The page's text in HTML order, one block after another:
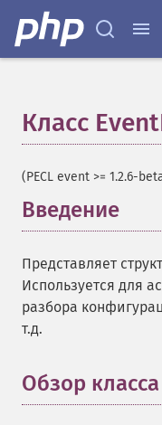
Класс
(PECL event >= 1.2.6-
Введение
Представляет
Используется для
разбора
т.д.
Обзор класса